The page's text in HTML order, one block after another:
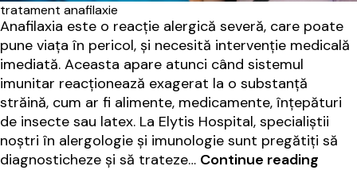
tratament anafilaxie
Anafilaxia este o reacție alergică severă, care poate
pune viața în pericol, și necesită intervenție medicală
imediată. Aceasta apare atunci când sistemul
imunitar reacționează exagerat la o substanță
străină, cum ar fi alimente, medicamente, înțepături
de insecte sau latex. La Elytis Hospital, specialiștii
noștri în alergologie și imunologie sunt pregătiți să
diagnosticheze și să trateze… Continue reading